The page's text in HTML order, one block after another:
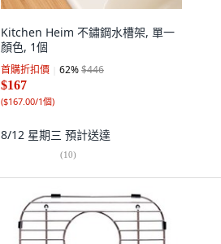
Kitchen Heim 不鏽鋼水槽架, 單一
顏色, 1個
首購折扣價 62%$446
$167
($167.00/1個)
8/12 星期三 預計送達
(10)